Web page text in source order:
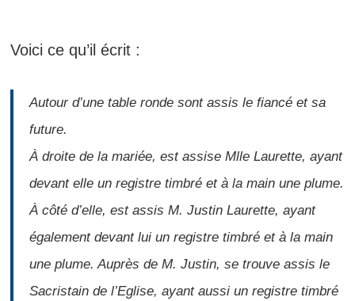
Voici ce qu’il écrit :
Autour d’une table ronde sont assis le fiancé et sa
future.
À droite de la mariée, est assise Mlle Laurette, ayant
devant elle un registre timbré et à la main une plume.
À côté d’elle, est assis M. Justin Laurette, ayant
également devant lui un registre timbré et à la main
une plume. Auprès de M. Justin, se trouve assis le
Sacristain de l’Eglise, ayant aussi un registre timbré